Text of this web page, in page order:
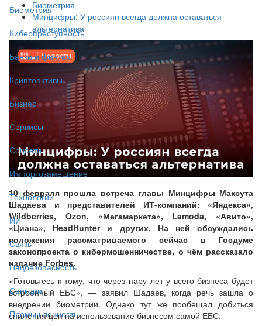
Биометрия
Киберпреступность
Банки и финтех
Криптоактивы
Бизнес
Сервисы
Соцсети
Импортозамещение
Технологии
ИИ
Связь
Нацбезопасность
Санкции
Промышленность
Биометрия
Минцифры: У россиян всегда должна оставаться
альтернатива
10 февраля прошла встреча главы Минцифры Максута
Шадаева и представителей ИТ-компаний: «Яндекса»,
Wildberries, Ozon, «Мегамаркета», Lamoda, «Авито»,
«Циана», HeadHunter и других. На ней обсуждались
положения рассматриваемого сейчас в Госдуме
законопроекта о кибермошенничестве, о чём рассказало
издание Forbes.
«Готовьтесь к тому, что через пару лет у всего бизнеса будет
встроенный ЕБС», — заявил Шадаев, когда речь зашла о
внедрении биометрии. Однако тут же пообещал добиться
снижения цен на использование бизнесом самой ЕБС.